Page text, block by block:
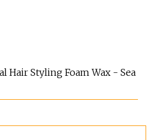
Hair Styling Foam Wax - Sea